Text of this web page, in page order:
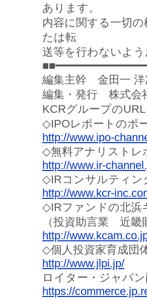
あります。
内容に関する一切
たは転
送等を行わないよ
編集主幹 金田一 洋
編集・発行 株式会
KCRグループのURL
◇IPOレポートのポ
http://www.ipo-
◇無料アナリストレ
http://www.ir-
◇IRコンサルティン
http://www.kcr-
◇IRファンドの北浜
（投資助言業 近畿
http://
◇個人投資家育成団
http://www.jlpi.jp/
ロイター・ジャパ
https://